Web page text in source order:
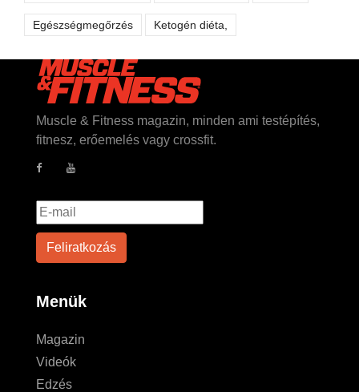
Egészségmegőrzés Ketogén diéta,
Muscle & Fitness magazin, minden ami testépítés,
fitnesz, erőemelés vagy crossfit.
Menük
Magazin
Videók
Edzés